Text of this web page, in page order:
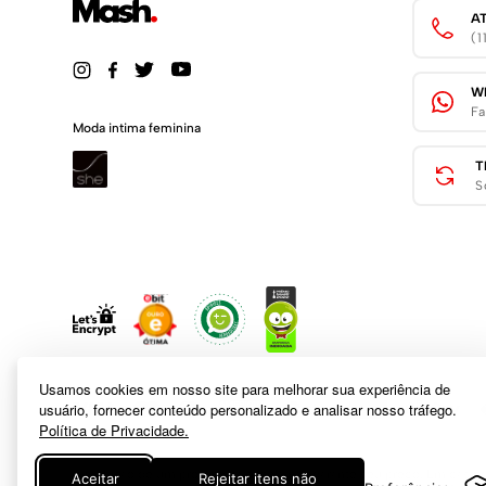
Usamos cookies em nosso site para melhorar sua experiência de
usuário, fornecer conteúdo personalizado e analisar nosso tráfego.
Política de Privacidade.
Aceitar Rejeitar itens não
Moda intima feminina
A inclusão de um produto na sacola não garante seu preço. Em caso